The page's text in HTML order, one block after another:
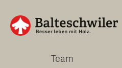
zum
Inhalt
Unternehmen
Team